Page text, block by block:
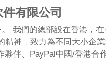
有限公司
我們的總部設在香港，
神，致力為不同大小企
伴、PayPal中國/香港合